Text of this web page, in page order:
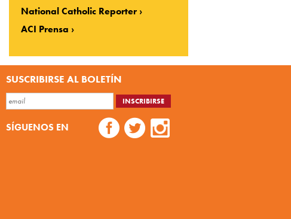
National Catholic Reporter
ACI Prensa
SUSCRIBIRSE AL BOLETÍN
SÍGUENOS EN